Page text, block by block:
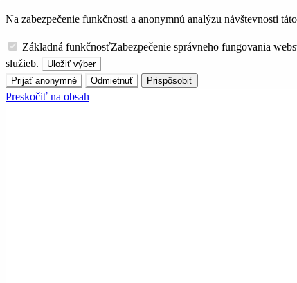
Na zabezpečenie funkčnosti a anonymnú analýzu návštevnosti
Základná funkčnosťZabezpečenie správneho fungovania
služieb.
Uložiť výber
Prijať anonymné
Odmietnuť Prispôsobiť
Preskočiť na obsah